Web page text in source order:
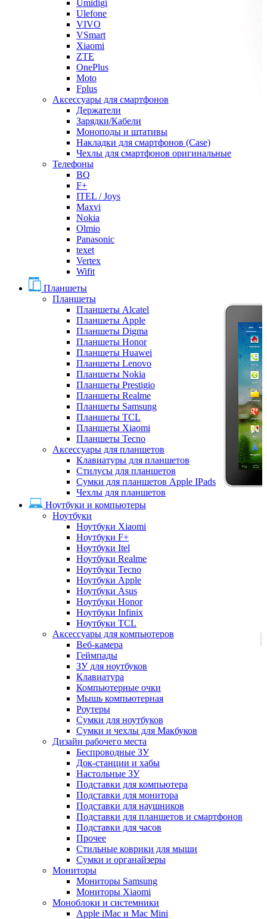
Umidigi
Ulefone
VIVO
VSmart
Xiaomi
ZTE
OnePlus
Moto
Fplus
Аксессуары для смартфонов
Держатели
Зарядки/Кабели
Моноподы и штативы
Накладки для смартфонов (Case)
Чехлы для смартфонов оригинальные
Телефоны
BQ
F+
ITEL / Joys
Maxvi
Nokia
Olmio
Panasonic
texet
Vertex
Wifit
Планшеты
Планшеты
Планшеты Alcatel
Планшеты Apple
Планшеты Digma
Планшеты Honor
Планшеты Huawei
Планшеты Lenovo
Планшеты Nokia
Планшеты Prestigio
Планшеты Realme
Планшеты Samsung
Планшеты TCL
Планшеты Xiaomi
Планшеты Tecno
Аксессуары для планшетов
Клавиатуры для планшетов
Стилусы для планшетов
Сумки для планшетов Apple IPads
Чехлы для планшетов
Ноутбуки и компьютеры
Ноутбуки
Ноутбуки Xiaomi
Ноутбуки F+
Ноутбуки Itel
Ноутбуки Realme
Ноутбуки Tecno
Ноутбуки Apple
Ноутбуки Asus
Ноутбуки Honor
Ноутбуки Infinix
Ноутбуки TCL
Аксессуары для компьютеров
Веб-камера
Геймпады
ЗУ для ноутбуков
Клавиатура
Компьютерные очки
Мышь компьютерная
Роутеры
Сумки для ноутбуков
Сумки и чехлы для Макбуков
Дизайн рабочего места
Беспроводные ЗУ
Док-станции и хабы
Настольные ЗУ
Подставки для компьютера
Подставки для монитора
Подставки для наушников
Подставки для планшетов и смартфонов
Подставки для часов
Прочее
Стильные коврики для мыши
Сумки и органайзеры
Мониторы
Мониторы Samsung
Мониторы Xiaomi
Моноблоки и системники
Apple iMac и Mac Mini